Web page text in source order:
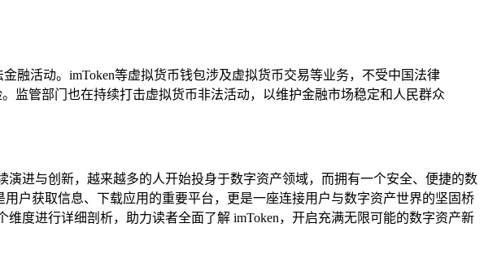
融活动。imToken等虚拟货币钱包涉及虚拟货币交易等业务，不受中国法律
监管部门也在持续打击虚拟货币非法活动，以维护金融市场稳定和人民群众
进与创新，越来越多的人开始投身于数字资产领域，而拥有一个安全、便捷的数
户获取信息、下载应用的重要平台，更是一座连接用户与数字资产世界的坚固桥
维度进行详细剖析，助力读者全面了解 imToken，开启充满无限可能的数字资产新